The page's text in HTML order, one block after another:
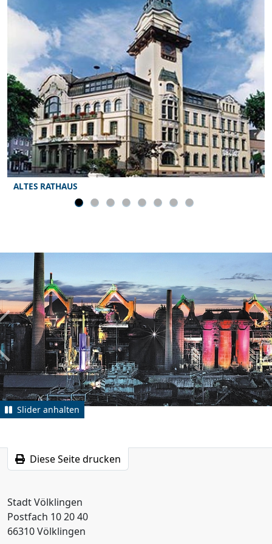
Volksbank…
SCHLAGERNACHT VÖLKLINGEN
Schlagerfeeling pur bei der „Schlager Nacht…
zurück
Slider anhalten
Diese Seite drucken
Stadt Völklingen
Postfach 10 20 40
66310 Völklingen